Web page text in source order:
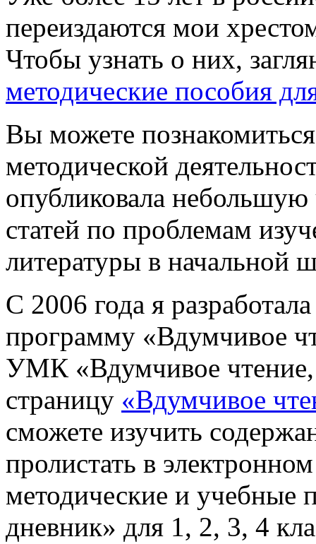
переиздаются мои
Чтобы узнать о них,
методические пособия
Вы можете
методической
опубликовала небольшую
статей по проблемам
литературы в начальной
С 2006 года я
программу «Вдумчивое
УМК «Вдумчивое чтение,
страницу «Вдумчивое
сможете изучить
пролистать в
методические и учебные
дневник» для 1, 2, 3, 4